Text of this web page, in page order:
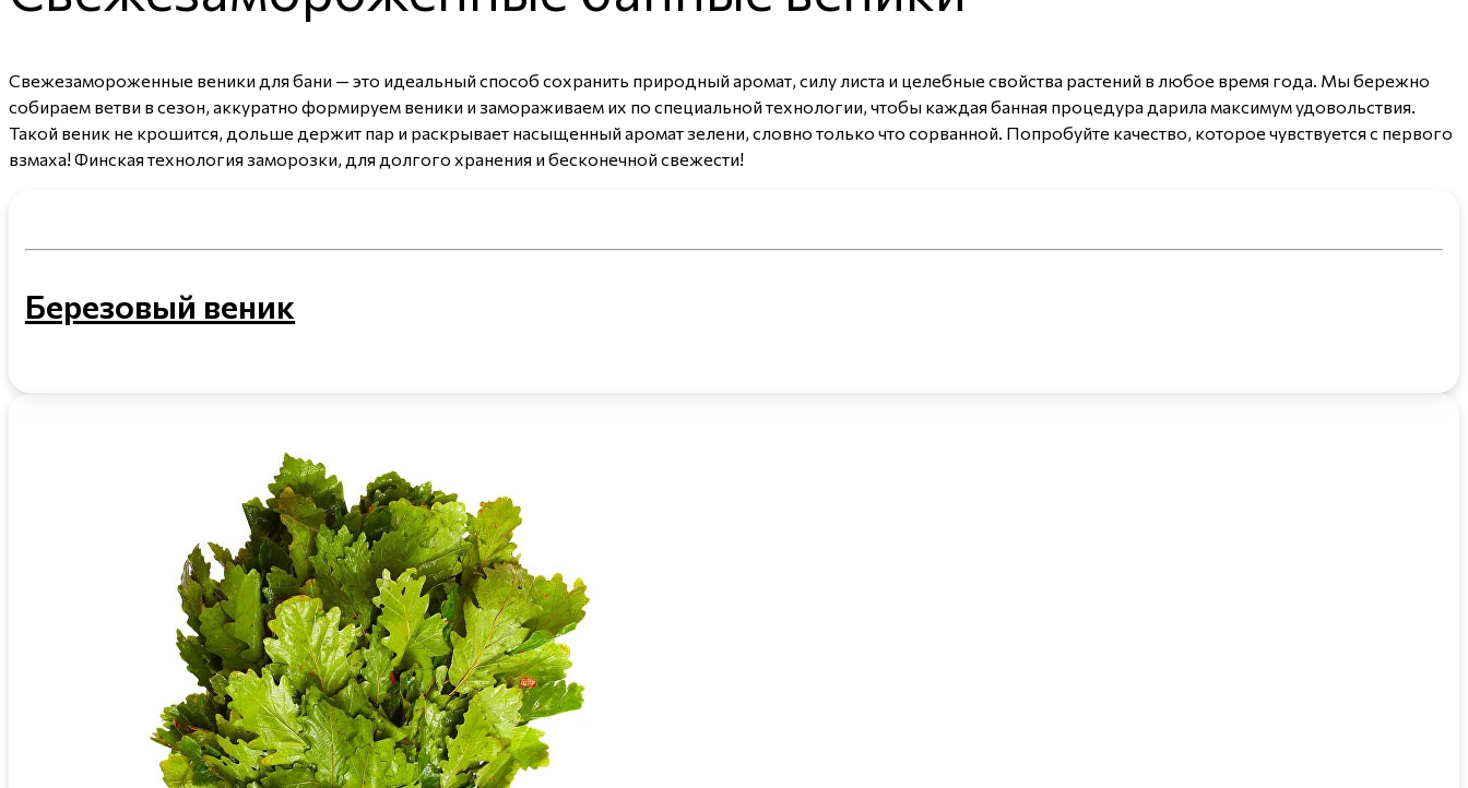
Свежезамороженные веники для бани — это идеальный способ сохранить природный аромат, силу листа и целебные свойства растений в любое время года. Мы бережно
собираем ветви в сезон, аккуратно формируем веники и замораживаем их по специальной технологии, чтобы каждая банная процедура дарила максимум удовольствия.
Такой веник не крошится, дольше держит пар и раскрывает насыщенный аромат зелени, словно только что сорванной. Попробуйте качество, которое чувствуется с первого
взмаха! Финская технология заморозки, для долгого хранения и бесконечной свежести!
Березовый веник